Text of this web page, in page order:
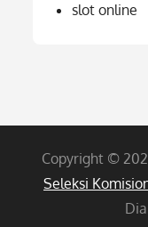
slot online
Copyright ©
Seleksi